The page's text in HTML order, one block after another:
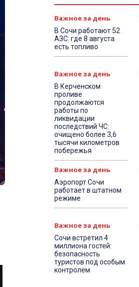
Важное за день
В Сочи работают 52
АЗС: где 8 августа
есть топливо
Важное за день
В Керченском
проливе
продолжаются
работы по
ликвидации
последствий ЧС:
очищено более 3,6
тысячи километров
побережья
Важное за день
Аэропорт Сочи
работает в штатном
режиме
Важное за день
Сочи встретил 4
миллиона гостей:
безопасность
туристов под особым
контролем